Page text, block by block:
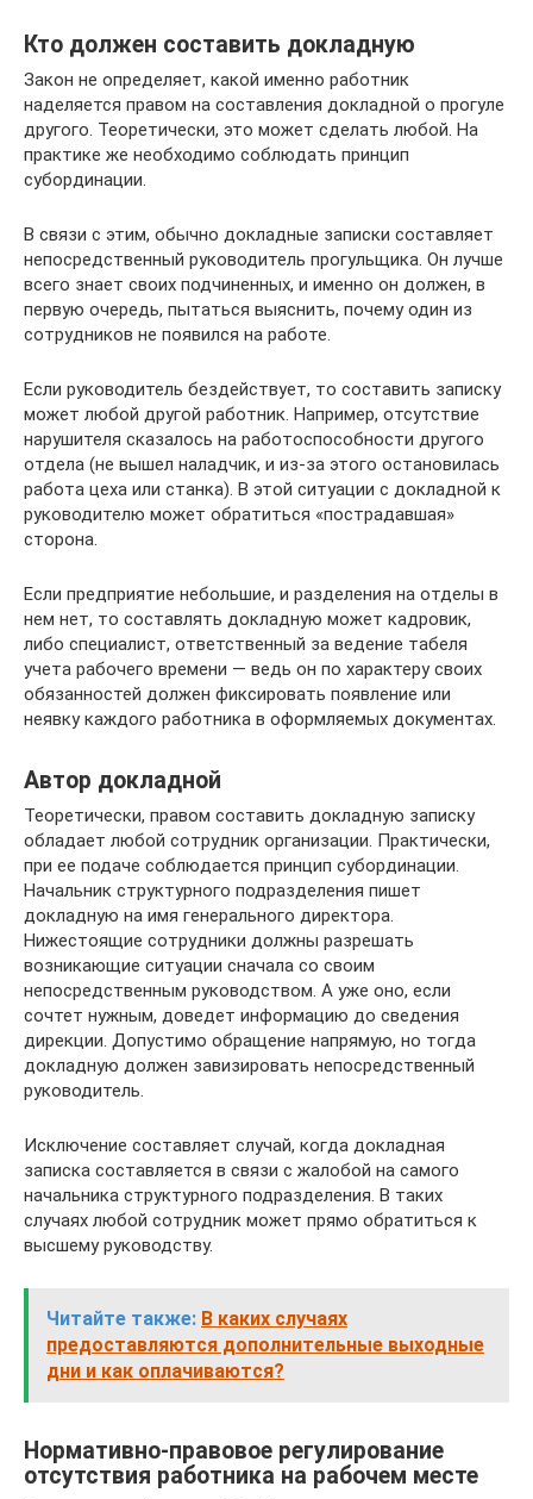
Кто должен составить докладную
Закон не определяет, какой именно работник
наделяется правом на составления докладной о прогуле
другого. Теоретически, это может сделать любой. На
практике же необходимо соблюдать принцип
субординации.
В связи с этим, обычно докладные записки составляет
непосредственный руководитель прогульщика. Он лучше
всего знает своих подчиненных, и именно он должен, в
первую очередь, пытаться выяснить, почему один из
сотрудников не появился на работе.
Если руководитель бездействует, то составить записку
может любой другой работник. Например, отсутствие
нарушителя сказалось на работоспособности другого
отдела (не вышел наладчик, и из-за этого остановилась
работа цеха или станка). В этой ситуации с докладной к
руководителю может обратиться «пострадавшая»
сторона.
Если предприятие небольшие, и разделения на отделы в
нем нет, то составлять докладную может кадровик,
либо специалист, ответственный за ведение табеля
учета рабочего времени — ведь он по характеру своих
обязанностей должен фиксировать появление или
неявку каждого работника в оформляемых документах.
Автор докладной
Теоретически, правом составить докладную записку
обладает любой сотрудник организации. Практически,
при ее подаче соблюдается принцип субординации.
Начальник структурного подразделения пишет
докладную на имя генерального директора.
Нижестоящие сотрудники должны разрешать
возникающие ситуации сначала со своим
непосредственным руководством. А уже оно, если
сочтет нужным, доведет информацию до сведения
дирекции. Допустимо обращение напрямую, но тогда
докладную должен завизировать непосредственный
руководитель.
Исключение составляет случай, когда докладная
записка составляется в связи с жалобой на самого
начальника структурного подразделения. В таких
случаях любой сотрудник может прямо обратиться к
высшему руководству.
Читайте также: В каких случаях
предоставляются дополнительные выходные
дни и как оплачиваются?
Нормативно-правовое регулирование
отсутствия работника на рабочем месте